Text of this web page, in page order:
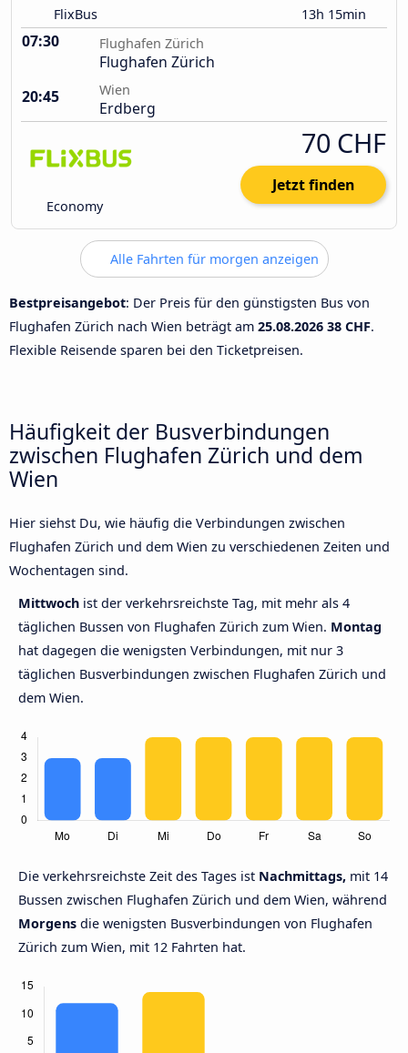
FlixBus 13h 15min
07:30 Flughafen Zürich
Flughafen Zürich
20:45
Wien
Erdberg
Economy
70 CHF
Jetzt finden
Alle Fahrten für morgen anzeigen
Bestpreisangebot: Der Preis für den günstigsten Bus von
Flughafen Zürich nach Wien beträgt am 25.08.2026 38 CHF.
Flexible Reisende sparen bei den Ticketpreisen.
Häufigkeit der Busverbindungen
zwischen Flughafen Zürich und dem
Wien
Hier siehst Du, wie häufig die Verbindungen zwischen
Flughafen Zürich und dem Wien zu verschiedenen Zeiten und
Wochentagen sind.
Mittwoch ist der verkehrsreichste Tag, mit mehr als 4
täglichen Bussen von Flughafen Zürich zum Wien. Montag
hat dagegen die wenigsten Verbindungen, mit nur 3
täglichen Busverbindungen zwischen Flughafen Zürich und
dem Wien.
Die verkehrsreichste Zeit des Tages ist Nachmittags, mit 14
Bussen zwischen Flughafen Zürich und dem Wien, während
Morgens die wenigsten Busverbindungen von Flughafen
Zürich zum Wien, mit 12 Fahrten hat.